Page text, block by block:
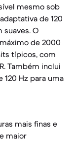
mesmo sob
de 120
suaves. O
de 2000
típicos, com
Também inclui
120 Hz para uma
mais finas e
maior